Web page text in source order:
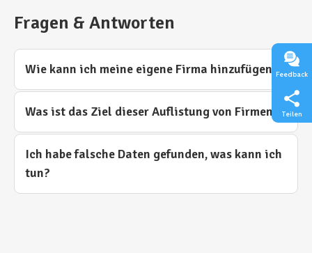
Fragen & Antworten
Wie kann ich meine eigene Firma hinzufügen?
Was ist das Ziel dieser Auflistung von Firmen?
Ich habe falsche Daten gefunden, was kann ich
tun?
Feedback
Teilen